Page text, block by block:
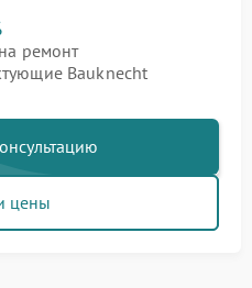
ремонт
Bauknecht
цены